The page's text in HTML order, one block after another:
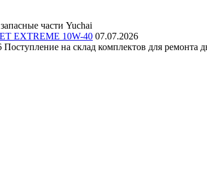
части Yuchai
EXTREME 10W-40 07.07.2026
Поступление на склад комплектов для ремонта